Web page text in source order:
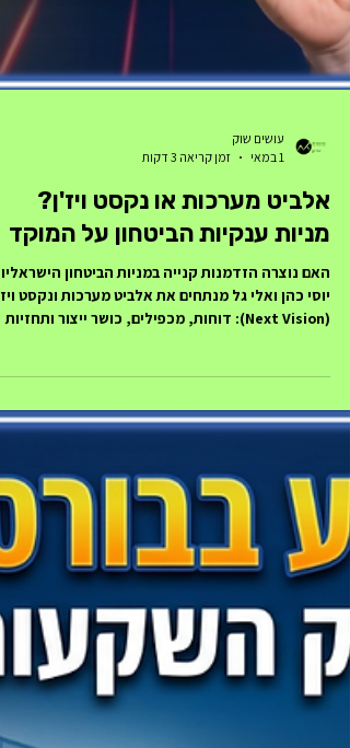
עושים שוק
1 במאי
מניות ענקיות הביטחון על המוקד
האם נוצרה הזדמנות קנייה במניות הביטחון
(Next Vision): דוחות, מכפילים, כושר ייצור ותחזיות
ל-2026.